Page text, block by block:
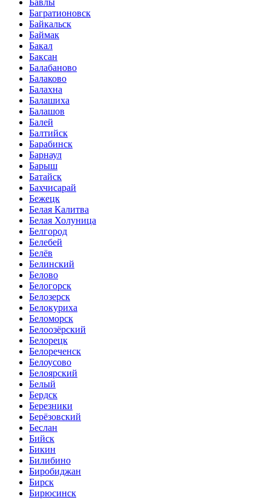
Бавлы
Багратионовск
Байкальск
Баймак
Бакал
Баксан
Балабаново
Балаково
Балахна
Балашиха
Балашов
Балей
Балтийск
Барабинск
Барнаул
Барыш
Батайск
Бахчисарай
Бежецк
Белая Калитва
Белая Холуница
Белгород
Белебей
Белёв
Белинский
Белово
Белогорск
Белозерск
Белокуриха
Беломорск
Белоозёрский
Белорецк
Белореченск
Белоусово
Белоярский
Белый
Бердск
Березники
Берёзовский
Беслан
Бийск
Бикин
Билибино
Биробиджан
Бирск
Бирюсинск